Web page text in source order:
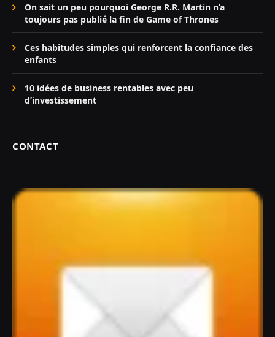
On sait un peu pourquoi George R.R. Martin n’a
toujours pas publié la fin de Game of Thrones
Ces habitudes simples qui renforcent la confiance des
enfants
10 idées de business rentables avec peu
d’investissement
CONTACT